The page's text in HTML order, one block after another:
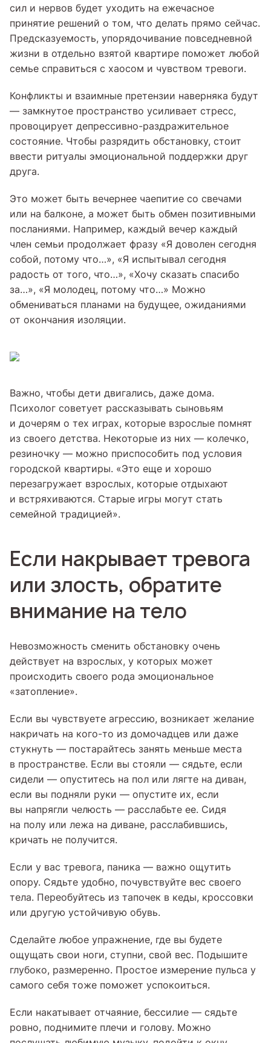
сил и нервов будет уходить на ежечасное
принятие решений о том, что делать прямо сейчас.
Предсказуемость, упорядочивание повседневной
жизни в отдельно взятой квартире поможет любой
семье справиться с хаосом и чувством тревоги.
Конфликты и взаимные претензии наверняка будут
— замкнутое пространство усиливает стресс,
провоцирует депрессивно-раздражительное
состояние. Чтобы разрядить обстановку, стоит
ввести ритуалы эмоциональной поддержки друг
друга.
Это может быть вечернее чаепитие со свечами
или на балконе, а может быть обмен позитивными
посланиями. Например, каждый вечер каждый
член семьи продолжает фразу «Я доволен сегодня
собой, потому что…», «Я испытывал сегодня
радость от того, что…», «Хочу сказать спасибо
за…», «Я молодец, потому что…» Можно
обмениваться планами на будущее, ожиданиями
от окончания изоляции.
Важно, чтобы дети двигались, даже дома.
Психолог советует рассказывать сыновьям
и дочерям о тех играх, которые взрослые помнят
из своего детства. Некоторые из них — колечко,
резиночку — можно приспособить под условия
городской квартиры. «Это еще и хорошо
перезагружает взрослых, которые отдыхают
и встряхиваются. Старые игры могут стать
семейной традицией».
Если накрывает тревога
или злость, обратите
внимание на тело
Невозможность сменить обстановку очень
действует на взрослых, у которых может
происходить своего рода эмоциональное
«затопление».
Если вы чувствуете агрессию, возникает желание
накричать на кого-то из домочадцев или даже
стукнуть — постарайтесь занять меньше места
в пространстве. Если вы стояли — сядьте, если
сидели — опуститесь на пол или лягте на диван,
если вы подняли руки — опустите их, если
вы напрягли челюсть — расслабьте ее. Сидя
на полу или лежа на диване, расслабившись,
кричать не получится.
Если у вас тревога, паника — важно ощутить
опору. Сядьте удобно, почувствуйте вес своего
тела. Переобуйтесь из тапочек в кеды, кроссовки
или другую устойчивую обувь.
Сделайте любое упражнение, где вы будете
ощущать свои ноги, ступни, свой вес. Подышите
глубоко, размеренно. Простое измерение пульса у
самого себя тоже поможет успокоиться.
Если накатывает отчаяние, бессилие — сядьте
ровно, поднимите плечи и голову. Можно